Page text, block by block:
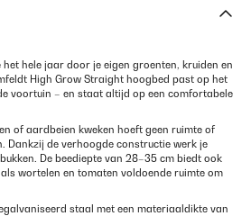
hele jaar door je eigen groenten, kruiden en
High Grow Straight hoogbed past op het
voortuin – en staat altijd op een comfortabele
of aardbeien kweken hoeft geen ruimte of
Dankzij de verhoogde constructie werk je
De beediepte van 28–35 cm biedt ook
wortelen en tomaten voldoende ruimte om
staal met een materiaaldikte van